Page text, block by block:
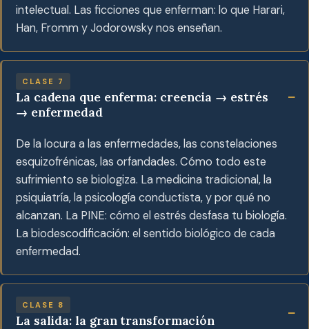
intelectual. Las ficciones que enferman: lo que Harari,
Han, Fromm y Jodorowsky nos enseñan.
CLASE 7
La cadena que enferma: creencia → estrés
→ enfermedad
De la locura a las enfermedades, las constelaciones
esquizofrénicas, las orfandades. Cómo todo este
sufrimiento se biologiza. La medicina tradicional, la
psiquiatría, la psicología conductista, y por qué no
alcanzan. La PINE: cómo el estrés desfasa tu biología.
La biodescodificación: el sentido biológico de cada
enfermedad.
CLASE 8
La salida: la gran transformación